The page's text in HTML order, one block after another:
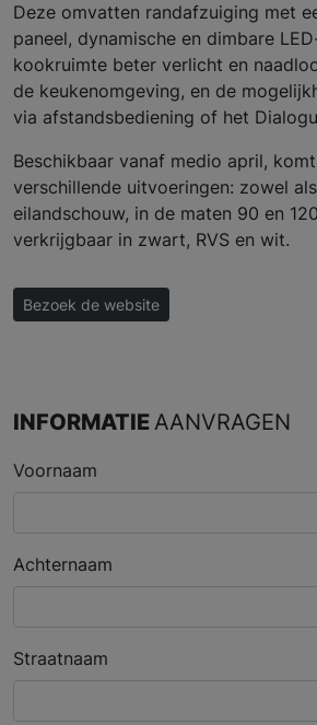
Deze omvatten randafzuiging met
paneel, dynamische en dimbare
kookruimte beter verlicht en
de keukenomgeving, en de
via afstandsbediening of het
Beschikbaar vanaf medio april,
verschillende uitvoeringen: zowel
eilandschouw, in de maten 90 en
verkrijgbaar in zwart, RVS en wit.
Bezoek de website
INFORMATIEAANVRAGEN
Voornaam
Achternaam
Straatnaam